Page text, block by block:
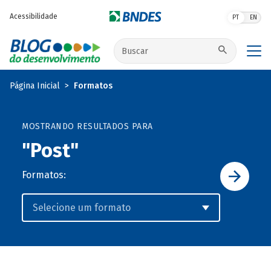
Acessibilidade PT EN
Buscar no site
Página Inicial Formatos
MOSTRANDO RESULTADOS PARA
"Post"
Formatos: